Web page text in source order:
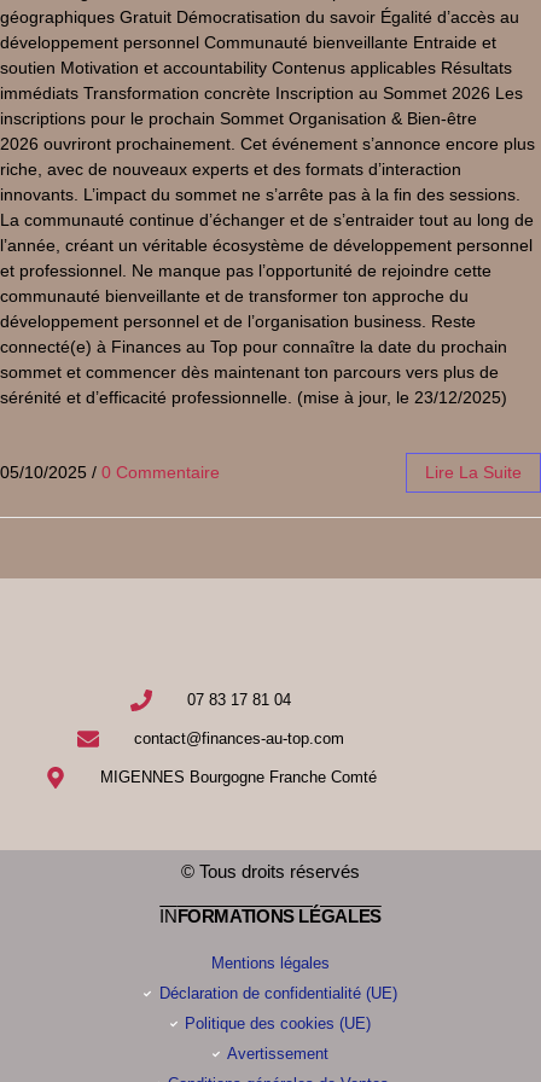
géographiques Gratuit Démocratisation du savoir Égalité d’accès au
développement personnel Communauté bienveillante Entraide et
soutien Motivation et accountability Contenus applicables Résultats
immédiats Transformation concrète Inscription au Sommet 2026 Les
inscriptions pour le prochain Sommet Organisation & Bien-être
2026 ouvriront prochainement. Cet événement s’annonce encore plus
riche, avec de nouveaux experts et des formats d’interaction
innovants. L’impact du sommet ne s’arrête pas à la fin des sessions.
La communauté continue d’échanger et de s’entraider tout au long de
l’année, créant un véritable écosystème de développement personnel
et professionnel. Ne manque pas l’opportunité de rejoindre cette
communauté bienveillante et de transformer ton approche du
développement personnel et de l’organisation business. Reste
connecté(e) à Finances au Top pour connaître la date du prochain
sommet et commencer dès maintenant ton parcours vers plus de
sérénité et d’efficacité professionnelle. (mise à jour, le 23/12/2025)
05/10/2025 / 0 Commentaire Lire La Suite
07 83 17 81 04
contact@finances-au-top.com
MIGENNES Bourgogne Franche Comté
© Tous droits réservés
INFORMATIONS LÉGALES
Mentions légales
Déclaration de confidentialité (UE)
Politique des cookies (UE)
Avertissement